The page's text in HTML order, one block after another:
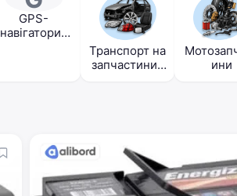
GPS-
навігатори /
Транспорт на
запчастини /
ини